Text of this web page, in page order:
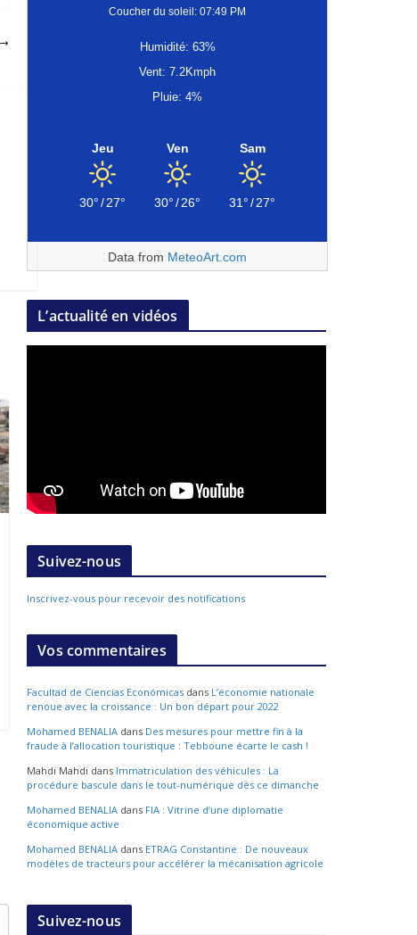
Coucher du soleil: 07:49 PM
Humidité: 63%
Vent: 7.2Kmph
Pluie: 4%
Jeu
30°/27°
Ven
30°/26°
Sam
31°/27°
Data from MeteoArt.com
L’actualité en vidéos
Suivez-nous
Inscrivez-vous pour recevoir des notifications
Vos commentaires
Facultad de Ciencias Económicas dans L’économie nationale
renoue avec la croissance : Un bon départ pour 2022
Mohamed BENALIA dans Des mesures pour mettre fin à la
fraude à l’allocation touristique : Tebboune écarte le cash !
Mahdi Mahdi dans Immatriculation des véhicules : La
procédure bascule dans le tout-numérique dès ce dimanche
Mohamed BENALIA dans FIA : Vitrine d’une diplomatie
économique active
Mohamed BENALIA dans ETRAG Constantine : De nouveaux
modèles de tracteurs pour accélérer la mécanisation agricole
Suivez-nous